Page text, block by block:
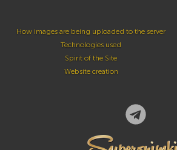
How images are being uploaded to the server
Technologies used
Spirit of the Site
Website creation